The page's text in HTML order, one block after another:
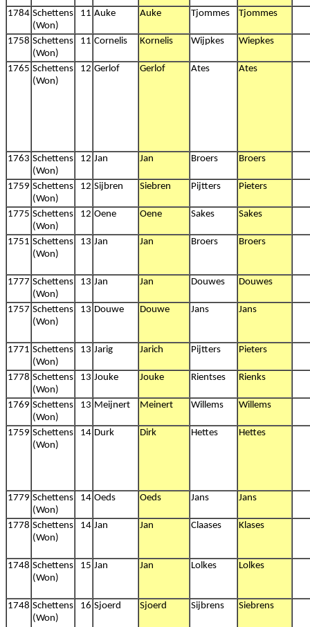
1784 Schettens
(Won)
11 Auke Auke Tjommes Tjommes
1758 Schettens
(Won)
11 Cornelis Kornelis Wijpkes Wiepkes
1765 Schettens
(Won)
12 Gerlof Gerlof Ates Ates
1763 Schettens
(Won)
12 Jan Jan Broers Broers
1759 Schettens
(Won)
12 Sijbren Siebren Pijtters Pieters
1775 Schettens
(Won)
12 Oene Oene Sakes Sakes
1751 Schettens
(Won)
13 Jan Jan Broers Broers
1777 Schettens
(Won)
13 Jan Jan Douwes Douwes
1757 Schettens
(Won)
13 Douwe Douwe Jans Jans
1771 Schettens
(Won)
13 Jarig Jarich Pijtters Pieters
1778 Schettens
(Won)
13 Jouke Jouke Rientses Rienks
1769 Schettens
(Won)
13 Meijnert Meinert Willems Willems
1759 Schettens
(Won)
14 Durk Dirk Hettes Hettes
1779 Schettens
(Won)
14 Oeds Oeds Jans Jans
1778 Schettens
(Won)
14 Jan Jan Claases Klases
1748 Schettens
(Won)
15 Jan Jan Lolkes Lolkes
1748 Schettens
(Won)
16 Sjoerd Sjoerd Sijbrens Siebrens